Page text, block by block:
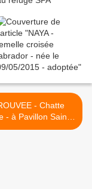
- Chatte
- à Pavillon Sainte
Anne >